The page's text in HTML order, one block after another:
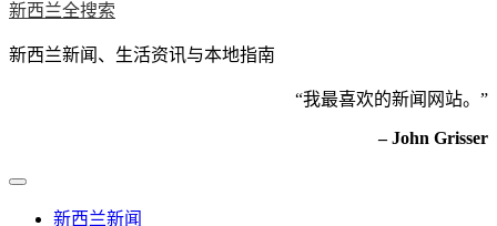
新西兰全搜索
新西兰新闻、生活资讯与本地指南
“我最喜欢的新闻网站。”
– John Grisser
新西兰新闻